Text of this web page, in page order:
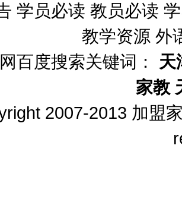
学员必读 教员必读
教学资源 外
百度搜索关键词： 天
家教
2007-2013 加盟